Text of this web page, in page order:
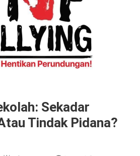
Sekadar
Tindak Pidana?